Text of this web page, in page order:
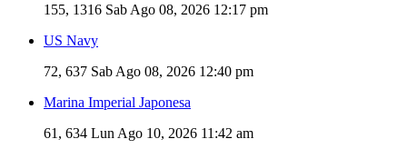
155, 1316 Sab Ago 08, 2026 12:17 pm
US Navy
72, 637 Sab Ago 08, 2026 12:40 pm
Marina Imperial Japonesa
61, 634 Lun Ago 10, 2026 11:42 am